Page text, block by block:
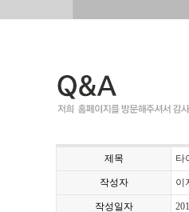
제목 타
작성자 이
작성일자